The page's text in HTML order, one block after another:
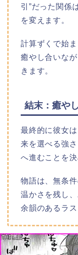
引”だった関係
を変えます。
計算ずくで始
癒やし合いな
きます。​
結末：癒や
最終的に彼女
来を選べる強
へ進むことを決
物語は、無条
温かさを残し
余韻のあるラ